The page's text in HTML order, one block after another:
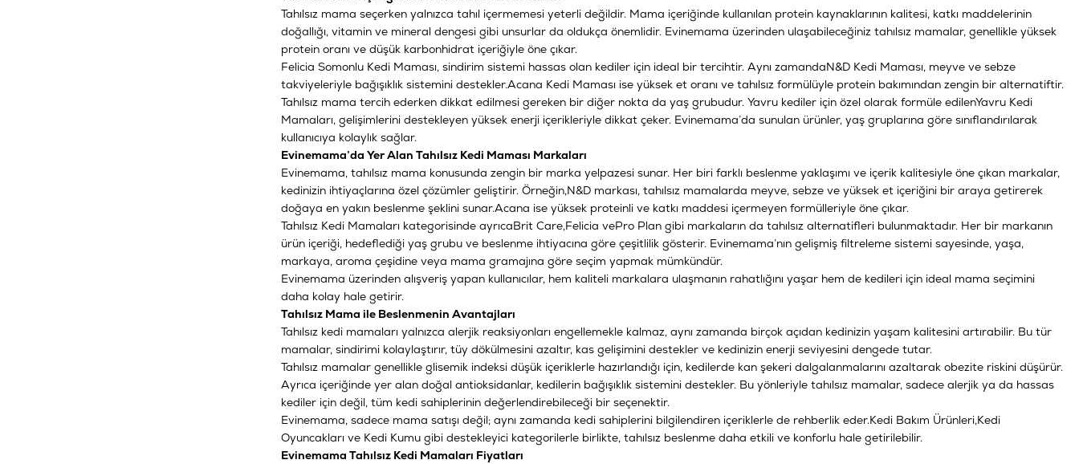
Tahılsız mama seçerken yalnızca tahıl içermemesi yeterli değildir. Mama içeriğinde kullanılan protein kaynaklarının kalitesi, katkı maddelerinin
doğallığı, vitamin ve mineral dengesi gibi unsurlar da oldukça önemlidir. Evinemama üzerinden ulaşabileceğiniz tahılsız mamalar, genellikle yüksek
protein oranı ve düşük karbonhidrat içeriğiyle öne çıkar.
Felicia Somonlu Kedi Maması, sindirim sistemi hassas olan kediler için ideal bir tercihtir. Aynı zamandaN&D Kedi Maması, meyve ve sebze
takviyeleriyle bağışıklık sistemini destekler.Acana Kedi Maması ise yüksek et oranı ve tahılsız formülüyle protein bakımından zengin bir alternatiftir.
Tahılsız mama tercih ederken dikkat edilmesi gereken bir diğer nokta da yaş grubudur. Yavru kediler için özel olarak formüle edilenYavru Kedi
Mamaları, gelişimlerini destekleyen yüksek enerji içerikleriyle dikkat çeker. Evinemama’da sunulan ürünler, yaş gruplarına göre sınıflandırılarak
kullanıcıya kolaylık sağlar.
Evinemama’da Yer Alan Tahılsız Kedi Maması Markaları
Evinemama, tahılsız mama konusunda zengin bir marka yelpazesi sunar. Her biri farklı beslenme yaklaşımı ve içerik kalitesiyle öne çıkan markalar,
kedinizin ihtiyaçlarına özel çözümler geliştirir. Örneğin,N&Dmarkası, tahılsız mamalarda meyve, sebze ve yüksek et içeriğini bir araya getirerek
doğaya en yakın beslenme şeklini sunar.Acana ise yüksek proteinli ve katkı maddesi içermeyen formülleriyle öne çıkar.
Tahılsız Kedi Mamaları kategorisinde ayrıcaBrit Care,Felicia vePro Plangibi markaların da tahılsız alternatifleri bulunmaktadır. Her bir markanın
ürün içeriği, hedeflediği yaş grubu ve beslenme ihtiyacına göre çeşitlilik gösterir. Evinemama’nın gelişmiş filtreleme sistemi sayesinde, yaşa,
markaya, aroma çeşidine veya mama gramajına göre seçim yapmak mümkündür.
Evinemama üzerinden alışveriş yapan kullanıcılar, hem kaliteli markalara ulaşmanın rahatlığını yaşar hem de kedileri için ideal mama seçimini
daha kolay hale getirir.
Tahılsız Mama ile Beslenmenin Avantajları
Tahılsız kedi mamaları yalnızca alerjik reaksiyonları engellemekle kalmaz, aynı zamanda birçok açıdan kedinizin yaşam kalitesini artırabilir. Bu tür
mamalar, sindirimi kolaylaştırır, tüy dökülmesini azaltır, kas gelişimini destekler ve kedinizin enerji seviyesini dengede tutar.
Tahılsız mamalar genellikle glisemik indeksi düşük içeriklerle hazırlandığı için, kedilerde kan şekeri dalgalanmalarını azaltarak obezite riskini düşürür.
Ayrıca içeriğinde yer alan doğal antioksidanlar, kedilerin bağışıklık sistemini destekler. Bu yönleriyle tahılsız mamalar, sadece alerjik ya da hassas
kediler için değil, tüm kedi sahiplerinin değerlendirebileceği bir seçenektir.
Evinemama, sadece mama satışı değil; aynı zamanda kedi sahiplerini bilgilendiren içeriklerle de rehberlik eder.Kedi Bakım Ürünleri,Kedi
Oyuncakları ve Kedi Kumugibi destekleyici kategorilerle birlikte, tahılsız beslenme daha etkili ve konforlu hale getirilebilir.
Evinemama Tahılsız Kedi Mamaları Fiyatları